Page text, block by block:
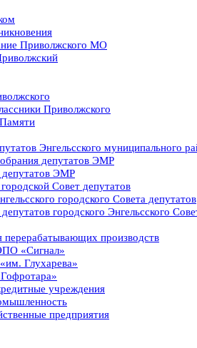
Приволжского МО
Приволжского
Энгельсского муниципального
депутатов ЭМР
ЭМР
Совет депутатов
городского Совета депутатов
городского Энгельсского
перерабатывающих производств
«Сигнал»
Глухарева»
учреждения
предприятия